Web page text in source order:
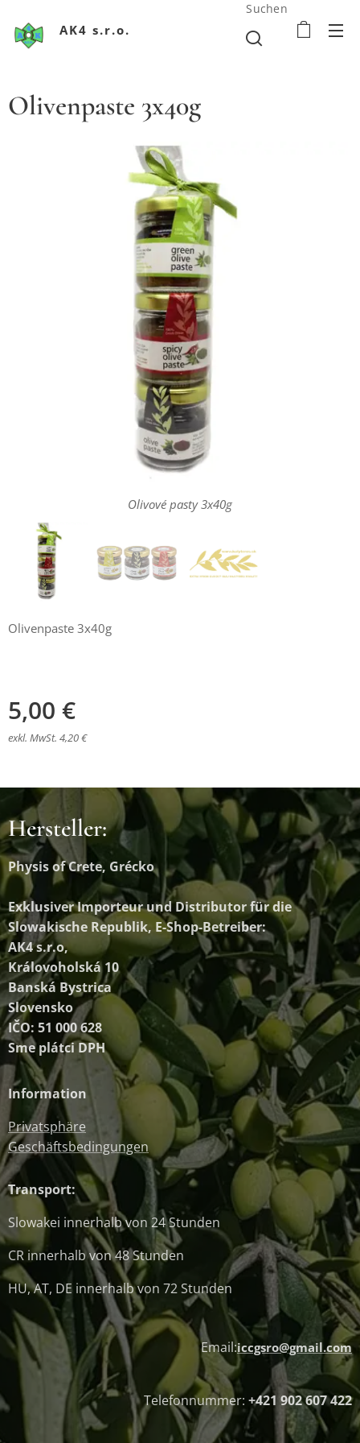
AK4 s.r.o.
Suchen
Olivenpaste 3x40g
Olivové pasty 3x40g
Olivenpaste 3x40g
5,00 €
exkl. MwSt. 4,20 €
Hersteller:
Physis of Crete, Grécko
Exklusiver Importeur und Distributorfür die
Slowakische Republik, E-Shop-Betreiber:
AK4 s.r.o,
Královoholská 10
Banská Bystrica
Slovensko
IČO: 51 000 628
Sme plátci DPH
Information
Privatsphäre
Geschäftsbedingungen
Transport:
Slowakei innerhalb von 24 Stunden
CR innerhalb von 48 Stunden
HU, AT, DE innerhalb von 72 Stunden
Email:iccgsro@gmail.com
Telefonnummer: +421 902 607 422